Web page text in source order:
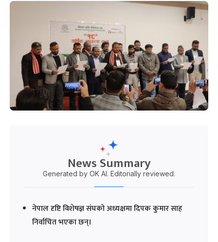
News Summary
Generated by OK AI. Editorially reviewed.
नेपाल दृष्टि विशेषज्ञ संघको अध्यक्षमा दिपक कुमार साह
निर्वाचित भएका छन्।